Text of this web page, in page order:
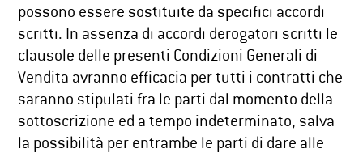
possono essere sostituite da specifici accordi
scritti. In assenza di accordi derogatori scritti le
clausole delle presenti Condizioni Generali di
Vendita avranno efficacia per tutti i contratti che
saranno stipulati fra le parti dal momento della
sottoscrizione ed a tempo indeterminato, salva
la possibilità per entrambe le parti di dare alle